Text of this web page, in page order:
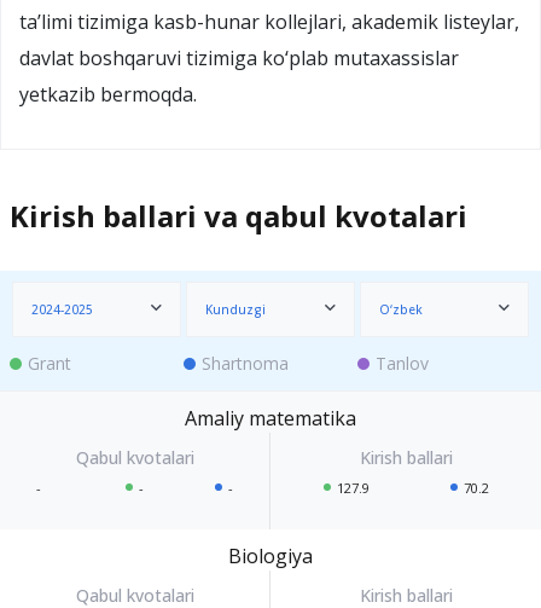
ta’limi tizimiga kasb-hunar kollejlari, akademik listeylar,
davlat boshqaruvi tizimiga ko‘plab mutaxassislar
yetkazib bermoqda.
Kirish ballari va qabul kvotalari
2024-2025 Kunduzgi O‘zbek
Grant Shartnoma Tanlov
Amaliy matematika
- - - 127.9 70.2
Biologiya